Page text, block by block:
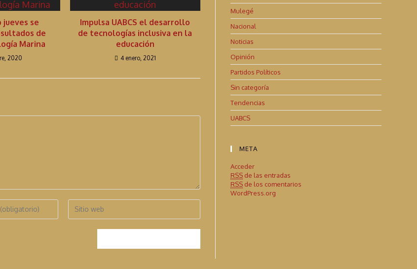
jueves se
de
Marina
2020
Impulsa UABCS el desarrollo
de tecnologías inclusiva en la
educación
4 enero, 2021
Mulegé
Nacional
Noticias
Opinión
Partidos Políticos
Sin categoría
Tendencias
UABCS
META
Acceder
RSS de las entradas
RSS de los comentarios
WordPress.org